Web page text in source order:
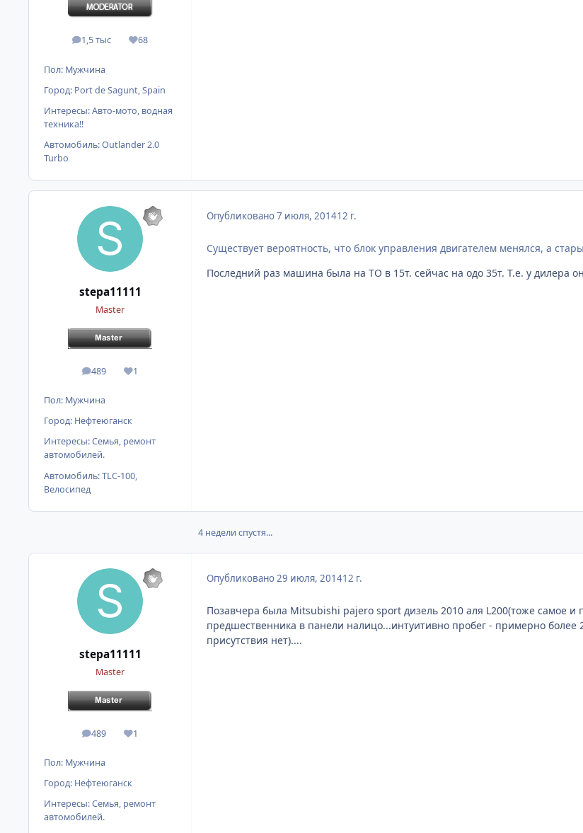
1,5 тыс
сообщения68
Репутация
Пол: Мужчина
Город: Port de Sagunt, Spain
Интересы:Авто-мото, водная
техника!!
Автомобиль:Outlander 2.0
Turbo
stepa11111
Master
489
сообщения
1
Репутация
Пол: Мужчина
Город: Нефтеюганск
Интересы:Семья, ремонт
автомобилей.
Автомобиль:TLC-100,
Велосипед
Опубликовано7 июля, 201412 г.
Существует вероятность, что блок управления двигателем менялся, а
Последний раз машина была на ТО в 15т. сейчас на одо 35т. Т.е. у дилера
4 недели спустя...
stepa11111
Master
489
сообщения
1
Репутация
Пол: Мужчина
Город: Нефтеюганск
Интересы:Семья, ремонт
автомобилей.
Опубликовано29 июля, 201412 г.
Позавчера была Mitsubishi pajero sport дизель 2010 аля L200(тоже самое и
предшественника в панели налицо...интуитивно пробег - примерно более
присутствия нет)....